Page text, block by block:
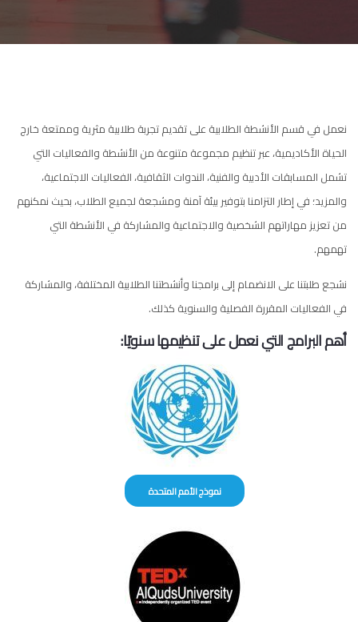
نعمل في قسم الأنشطة الطلابية على تقديم تجربة طلابية مثرية وممتعة خارج
الحياة الأكاديمية، عبر تنظيم مجموعة متنوعة من الأنشطة والفعاليات التي
تشمل المسابقات الأدبية والفنية، الندوات الثقافية، الفعاليات الاجتماعية،
والمزيد؛ في إطار التزامنا بتوفير بيئة آمنة ومشجعة لجميع الطلاب، بحيث نمكنهم
من تعزيز مهاراتهم الشخصية والاجتماعية والمشاركة في الأنشطة التي
تهمهم.
نشجع طلبتنا على الانضمام إلى برامجنا وأنشطتنا الطلابية المختلفة، والمشاركة
في الفعاليات المقررة الفصلية والسنوية كذلك.
أهم البرامج التي نعمل على تنظيمها سنويًا:
نموذج الأمم المتحدة